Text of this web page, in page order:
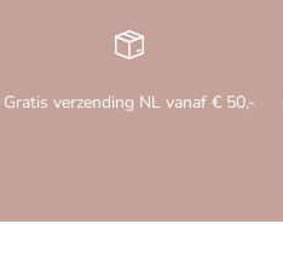
Gratis verzending NL vanaf € 50,-